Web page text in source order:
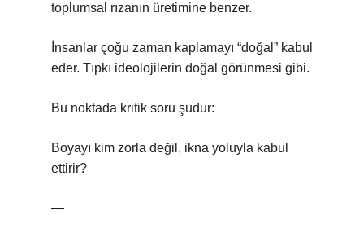
toplumsal rızanın üretimine benzer.
İnsanlar çoğu zaman kaplamayı “doğal” kabul
eder. Tıpkı ideolojilerin doğal görünmesi gibi.
Bu noktada kritik soru şudur:
Boyayı kim zorla değil, ikna yoluyla kabul
ettirir?
—